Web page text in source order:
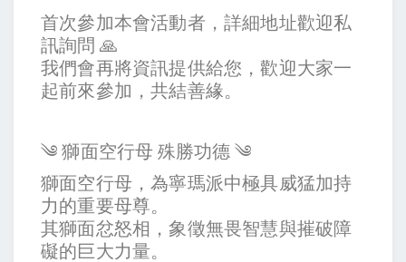
首次參加本會活動者，詳細地址歡迎私
訊詢問 🙏
我們會再將資訊提供給您，歡迎大家一
起前來參加，共結善緣。
༄ 獅面空行母 殊勝功德 ༄
獅面空行母，為寧瑪派中極具威猛加持
力的重要母尊。
其獅面忿怒相，象徵無畏智慧與摧破障
礙的巨大力量。